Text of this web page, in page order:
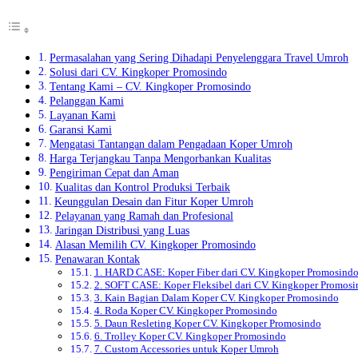
Permasalahan yang Sering Dihadapi Penyelenggara Travel Umroh
Solusi dari CV. Kingkoper Promosindo
Tentang Kami – CV. Kingkoper Promosindo
Pelanggan Kami
Layanan Kami
Garansi Kami
Mengatasi Tantangan dalam Pengadaan Koper Umroh
Harga Terjangkau Tanpa Mengorbankan Kualitas
Pengiriman Cepat dan Aman
Kualitas dan Kontrol Produksi Terbaik
Keunggulan Desain dan Fitur Koper Umroh
Pelayanan yang Ramah dan Profesional
Jaringan Distribusi yang Luas
Alasan Memilih CV. Kingkoper Promosindo
Penawaran Kontak
1. HARD CASE: Koper Fiber dari CV. Kingkoper Promosindo
2. SOFT CASE: Koper Fleksibel dari CV. Kingkoper
3. Kain Bagian Dalam Koper CV. Kingkoper Promosindo
4. Roda Koper CV. Kingkoper Promosindo
5. Daun Resleting Koper CV. Kingkoper Promosindo
6. Trolley Koper CV. Kingkoper Promosindo
7. Custom Accessories untuk Koper Umroh